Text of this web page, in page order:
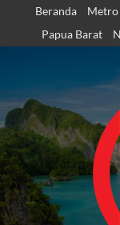
content
Beranda Metro
Papua Barat